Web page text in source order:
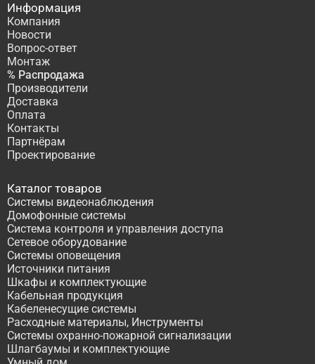
Информация
Компания
Новости
Вопрос-ответ
Монтаж
% Распродажа
Производители
Доставка
Оплата
Контакты
Партнёрам
Проектирование
Каталог товаров
Системы видеонаблюдения
Домофонные системы
Система контроля и управления доступа
Сетевое оборудование
Системы оповещения
Источники питания
Шкафы и комплектующие
Кабельная продукция
Кабеленесущие системы
Расходные материалы, Инструменты
Системы охранно-пожарной сигнализации
Шлагбаумы и комплектующие